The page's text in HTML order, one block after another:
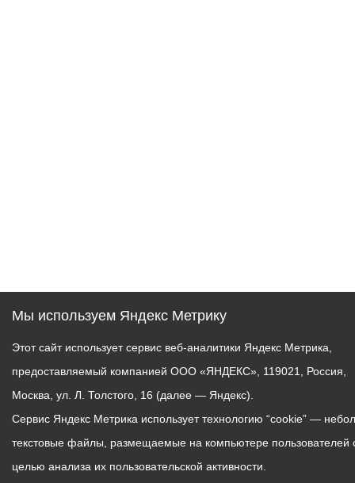
Мы используем Яндекс Метрику
Этот сайт использует сервис веб-аналитики Яндекс Метрика,
предоставляемый компанией ООО «ЯНДЕКС», 119021, Россия,
Москва, ул. Л. Толстого, 16 (далее — Яндекс).
Сервис Яндекс Метрика использует технологию “cookie” —
текстовые файлы, размещаемые на компьютере пользователей
целью анализа их пользовательской активности.